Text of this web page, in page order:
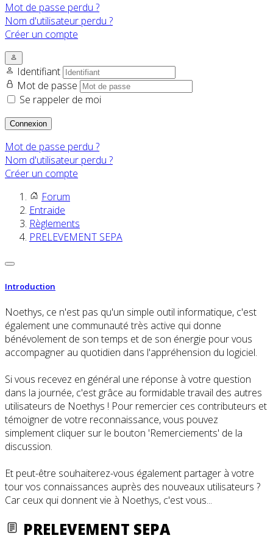
Mot de passe perdu ?
Nom d'utilisateur perdu ?
Créer un compte
Identifiant
Mot de passe
Se rappeler de moi
Connexion
Mot de passe perdu ?
Nom d'utilisateur perdu ?
Créer un compte
Forum
Entraide
Règlements
PRELEVEMENT SEPA
Introduction
Noethys, ce n'est pas qu'un simple outil informatique, c'est
également une communauté très active qui donne
bénévolement de son temps et de son énergie pour vous
accompagner au quotidien dans l'appréhension du logiciel.
Si vous recevez en général une réponse à votre question
dans la journée, c'est grâce au formidable travail des autres
utilisateurs de Noethys ! Pour remercier ces contributeurs et
témoigner de votre reconnaissance, vous pouvez
simplement cliquer sur le bouton 'Remerciements' de la
discussion.
Et peut-être souhaiterez-vous également partager à votre
tour vos connaissances auprès des nouveaux utilisateurs ?
Car ceux qui donnent vie à Noethys, c'est vous...
PRELEVEMENT SEPA